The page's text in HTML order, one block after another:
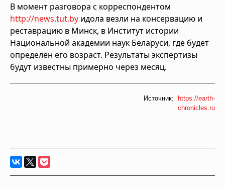
В момент разговора с корреспондентом
http://news.tut.by идола везли на консервацию и
реставрацию в Минск, в Институт истории
Национальной академии наук Беларуси, где будет
определён его возраст. Результаты экспертизы
будут известны примерно через месяц.
Источник:
https://earth-
chronicles.ru